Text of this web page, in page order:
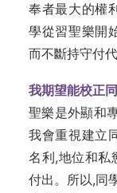
奉者最大的權
學從習聖樂開
而不斷持守付
我期望能校正
聖樂是外顯和
我會重視建立
名利,地位和私
付出。所以,同